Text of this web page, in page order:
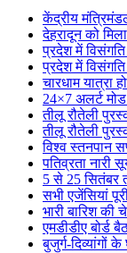
केंद्रीय
देहरादून को
प्रदेश में
प्रदेश में
चारधाम यात्रा
24×7 अलर्ट
तीलू रौतेली
तीलू रौतेली
विश्व स्तनपान
पतिव्रता नारी
5 से 25 सितंबर
सभी एजेंसियां
भारी बारिश
एमडीडीए बोर्ड
बुजुर्ग-दिव्यांगों